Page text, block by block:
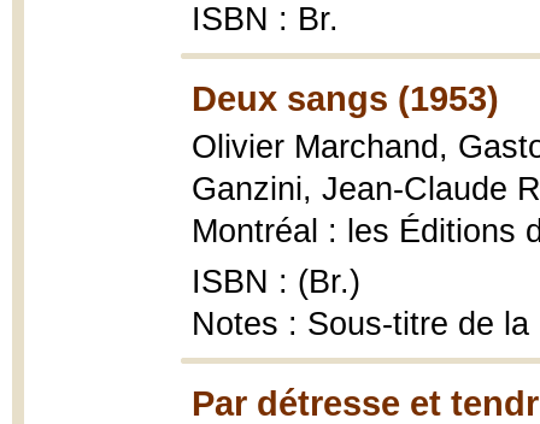
ISBN : Br.
Deux sangs (1953)
Olivier Marchand,
Ganzini, Jean-Claude
Montréal : les Éditions
ISBN : (Br.)
Notes : Sous-titre de
Par détresse et